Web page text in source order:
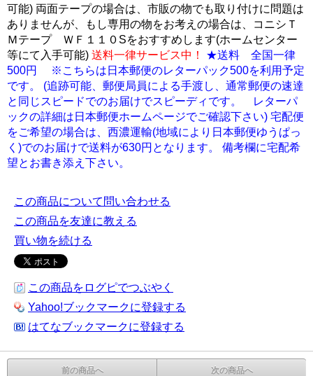
可能) 両面テープの場合は、市販の物でも取り付けに問題は
ありませんが、もし専用の物をお考えの場合は、コニシＴ
Ｍテープ ＷＦ１１０Sをおすすめします(ホームセンター
等にて入手可能) 送料一律サービス中！
★送料 全国一律
500円 ※こちらは日本郵便のレターパック500を利用予定
です。 (追跡可能、郵便局員による手渡し、通常郵便の速達
と同じスピードでのお届けでスピーディです。 レターパ
ックの詳細は日本郵便ホームページでご確認下さい) 宅配便
をご希望の場合は、西濃運輸(地域により日本郵便ゆうぱっ
く)でのお届けで送料が630円となります。 備考欄に宅配希
望とお書き添え下さい。
この商品について問い合わせる
この商品を友達に教える
買い物を続ける
この商品をログピでつぶやく
Yahoo!ブックマークに登録する
はてなブックマークに登録する
前の商品へ 次の商品へ